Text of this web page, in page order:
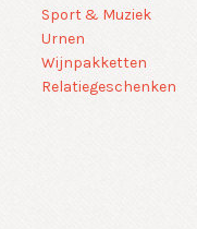
Sport & Muziek
Urnen
Wijnpakketten
Relatiegeschenken